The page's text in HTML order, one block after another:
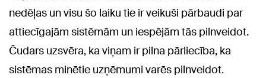
nedēļas un visu šo laiku tie ir veikuši pārbaudi par
attiecīgajām sistēmām un iespējām tās pilnveidot.
Čudars uzsvēra, ka viņam ir pilna pārliecība, ka
sistēmas minētie uzņēmumi varēs pilnveidot.